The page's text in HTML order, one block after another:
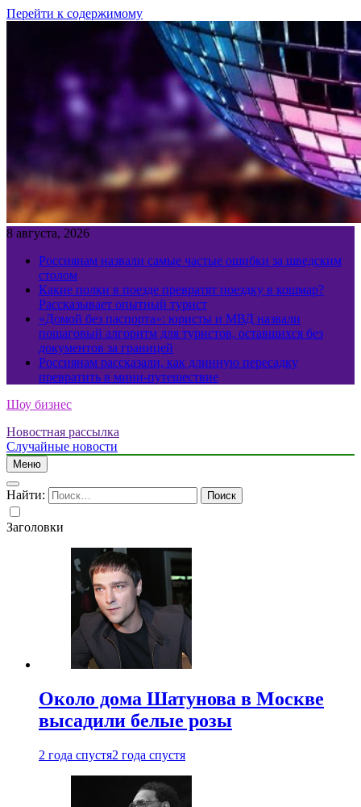
Перейти к содержимому
8 августа, 2026
Россиянам назвали самые частые ошибки за шведским
столом
Какие полки в поезде превратят поездку в кошмар?
Рассказывает опытный турист
«Домой без паспорта»: юристы и МВД назвали
пошаговый алгоритм для туристов, оставшихся без
документов за границей
Россиянам рассказали, как длинную пересадку
превратить в мини-путешествие
Шоу бизнес
Новостная рассылка
Случайные новости
Меню
Найти:
Заголовки
Около дома Шатунова в Москве
высадили белые розы
2 года спустя2 года спустя